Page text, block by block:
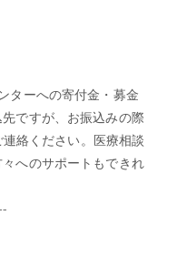
ターへの寄付金・募金
ですが、お振込みの際
連絡ください。医療相談
へのサポートもできれ